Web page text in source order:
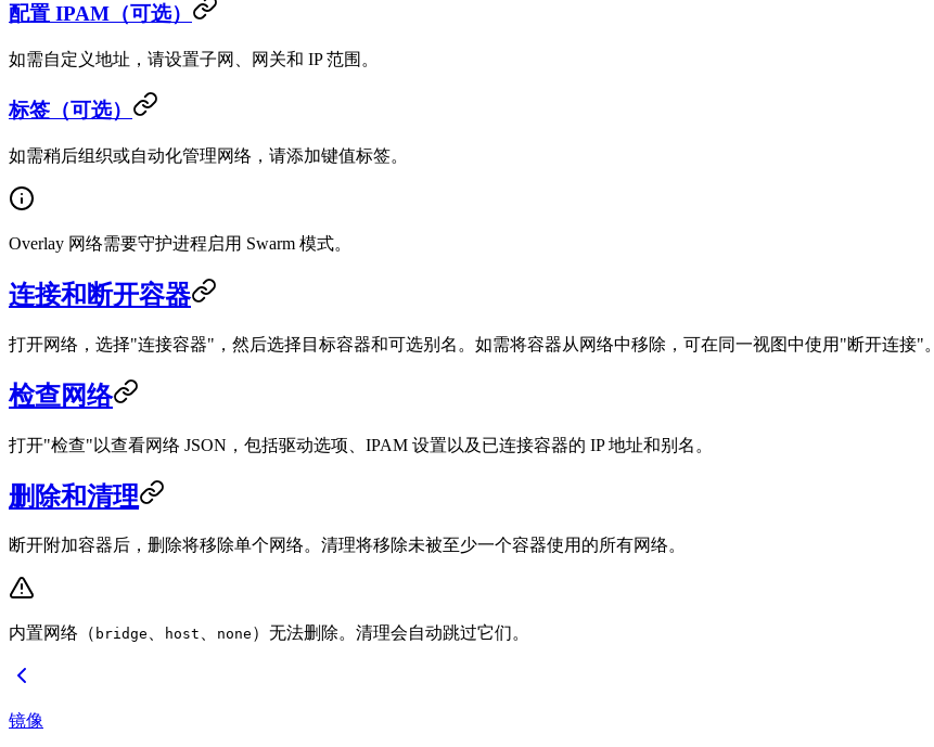
配置 IPAM（可选）
如需自定义地址，请设置子网、网关和 IP 范围。
标签（可选）
如需稍后组织或自动化管理网络，请添加键值标签。
Overlay 网络需要守护进程启用 Swarm 模式。
连接和断开容器
打开网络，选择"连接容器"，然后选择目标容器和可选别名。如需将容器从网络中移除，可在同一视图中使用"断开连接"。
检查网络
打开"检查"以查看网络 JSON，包括驱动选项、IPAM 设置以及已连接容器的 IP 地址和别名。
删除和清理
断开附加容器后，删除将移除单个网络。清理将移除未被至少一个容器使用的所有网络。
内置网络（ bridge 、 host 、 none ）无法删除。清理会自动跳过它们。
镜像